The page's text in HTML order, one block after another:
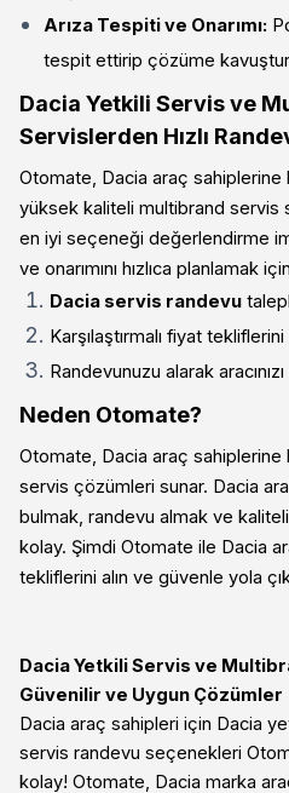
Arıza Tespiti ve Onarımı:
tespit ettirip çözüme
Dacia Yetkili Servis ve
Servislerden Hızlı
Otomate, Dacia araç
yüksek kaliteli multibrand
en iyi seçeneği değerlendirme
ve onarımını hızlıca planlamak
Dacia servis randevu
Karşılaştırmalı fiyat
Randevunuzu alarak
Neden Otomate?
Otomate, Dacia araç sahiplerine
servis çözümleri sunar. Dacia
bulmak, randevu almak ve
kolay. Şimdi Otomate ile Dacia
tekliflerini alın ve güvenle yola
Dacia Yetkili Servis ve
Güvenilir ve Uygun Çözümler
Dacia araç sahipleri için Dacia
servis randevu seçenekleri
kolay! Otomate, Dacia marka